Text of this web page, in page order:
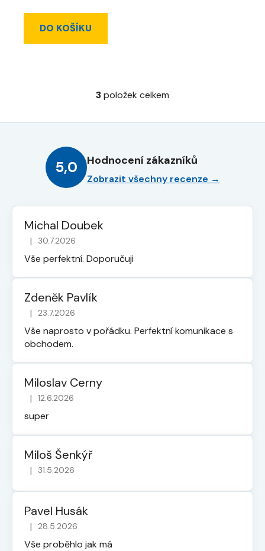
DO KOŠÍKU
O
l
a
c
p
y
ý
u
3položek celkem
5,0 Hodnocení zákazníků
Zobrazit všechny recenze →
Michal Doubek
Hodnocení obchodu je 5 z 5 hvězdiček.
| 30.7.2026
Vše perfektní. Doporučuji
Zdeněk Pavlík
Hodnocení obchodu je 5 z 5 hvězdiček.
| 23.7.2026
Vše naprosto v pořádku. Perfektní komunikace s
obchodem.
Miloslav Cerny
Hodnocení obchodu je 5 z 5 hvězdiček.
| 12.6.2026
super
Miloš Šenkýř
Hodnocení obchodu je 5 z 5 hvězdiček.
| 31.5.2026
Pavel Husák
Hodnocení obchodu je 5 z 5 hvězdiček.
| 28.5.2026
Vše proběhlo jak má